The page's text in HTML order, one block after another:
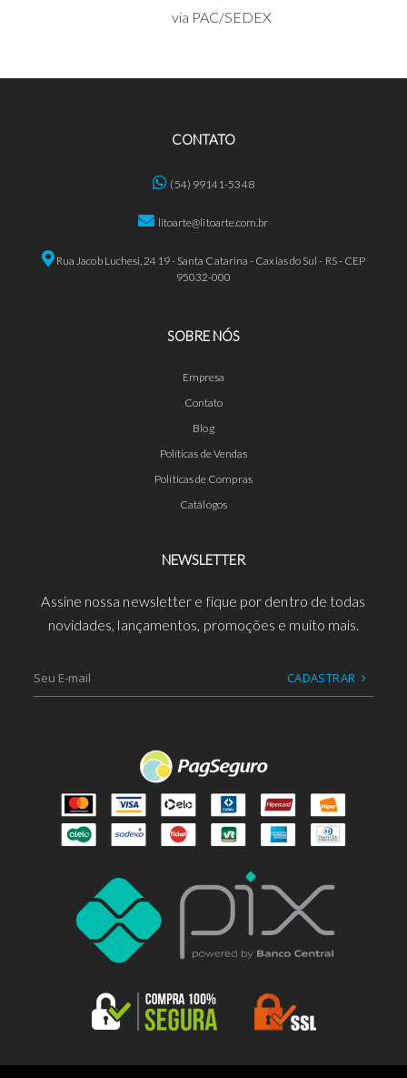
via PAC/SEDEX
CONTATO
(54) 99141-5348
litoarte@litoarte.com.br
Rua Jacob Luchesi, 2419 - Santa Catarina - Caxias do Sul - RS - CEP
95032-000
SOBRE NÓS
Empresa
Contato
Blog
Políticas de Vendas
Políticas de Compras
Catálogos
NEWSLETTER
Assine nossa newsletter e fique por dentro de todas
novidades, lançamentos, promoções e muito mais.
CADASTRAR